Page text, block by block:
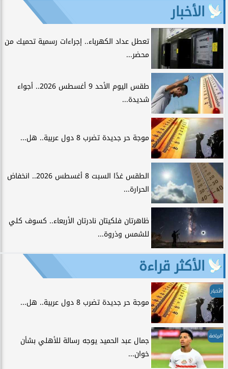
الأخبار
تعطل عداد الكهرباء.. إجراءات رسمية تحميك من
محضر...
طقس اليوم الأحد 9 أغسطس 2026.. أجواء
شديدة...
موجة حر جديدة تضرب 8 دول عربية.. هل...
الطقس غدًا السبت 8 أغسطس 2026.. انخفاض
الحرارة...
ظاهرتان فلكيتان نادرتان الأربعاء.. كسوف كلي
للشمس وذروة...
الأكثر قراءة
الأخبار
موجة حر جديدة تضرب 8 دول عربية.. هل...
الرياضة
جمال عبد الحميد يوجه رسالة للأهلي بشأن
خوان...